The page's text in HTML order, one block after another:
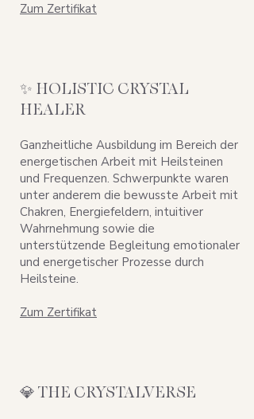
Zum Zertifikat
✨ HOLISTIC CRYSTAL
HEALER
Ganzheitliche Ausbildung im Bereich der
energetischen Arbeit mit Heilsteinen
und Frequenzen. Schwerpunkte waren
unter anderem die bewusste Arbeit mit
Chakren, Energiefeldern, intuitiver
Wahrnehmung sowie die
unterstützende Begleitung emotionaler
und energetischer Prozesse durch
Heilsteine.
Zum Zertifikat
💎 THE CRYSTALVERSE